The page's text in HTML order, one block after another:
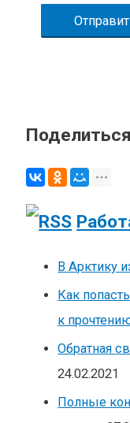
В Арктику
Как
к
Обратная
24.02.2021
Полные